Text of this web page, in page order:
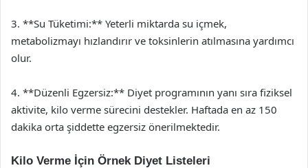
3. **Su Tüketimi:** Yeterli miktarda su içmek,
metabolizmayı hızlandırır ve toksinlerin atılmasına yardımcı
olur.
4. **Düzenli Egzersiz:** Diyet programının yanı sıra fiziksel
aktivite, kilo verme sürecini destekler. Haftada en az 150
dakika orta şiddette egzersiz önerilmektedir.
Kilo Verme İçin Örnek Diyet Listeleri